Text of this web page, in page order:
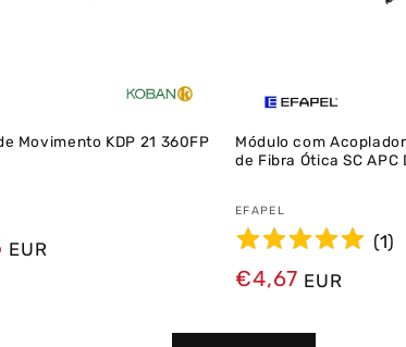
Movimento KDP 21 360FP
EUR
Módulo com
de Fibra Ótica SC APC
Fornecedor:
EFAPEL
(1)
Preço
€4,67 EUR